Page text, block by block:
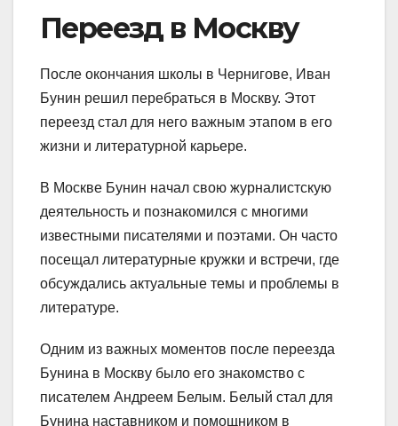
Переезд в Москву
После окончания школы в Чернигове, Иван
Бунин решил перебраться в Москву. Этот
переезд стал для него важным этапом в его
жизни и литературной карьере.
В Москве Бунин начал свою журналистскую
деятельность и познакомился с многими
известными писателями и поэтами. Он часто
посещал литературные кружки и встречи, где
обсуждались актуальные темы и проблемы в
литературе.
Одним из важных моментов после переезда
Бунина в Москву было его знакомство с
писателем Андреем Белым. Белый стал для
Бунина наставником и помощником в